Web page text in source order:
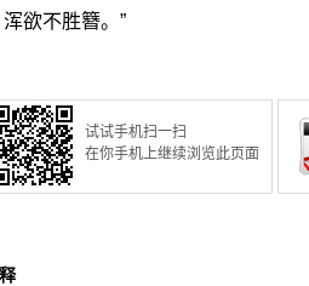
欲不胜簪。”
试试手机扫一扫
在你手机上继续浏览此页面